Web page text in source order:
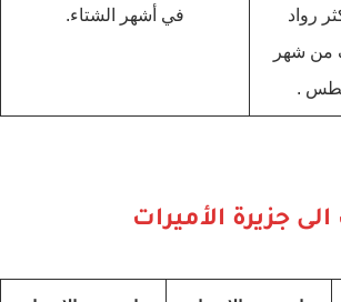
رواد
من شهر
.
في أشهر الشتاء.
جزيرة الأميرات